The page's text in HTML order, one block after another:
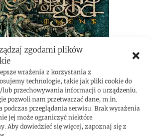
zgodami plików
wrażenia z korzystania z
technologie, takie jak pliki cookie do
lub przechowywania informacji o urządzeniu.
pozwoli nam przetwarzać dane, m.in.
podczas przeglądania serwisu. Brak wyrażenia
jej może ograniczyć niektóre
Aby dowiedzieć się więcej, zapoznaj się z